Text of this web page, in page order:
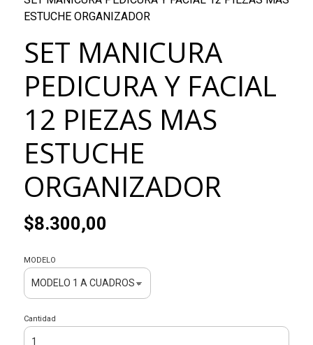
ESTUCHE ORGANIZADOR
SET MANICURA
PEDICURA Y FACIAL
12 PIEZAS MAS
ESTUCHE
ORGANIZADOR
$8.300,00
MODELO
Cantidad